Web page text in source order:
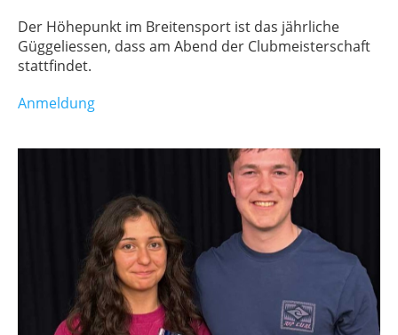
Der Höhepunkt im Breitensport ist das jährliche
Güggeliessen, dass am Abend der Clubmeisterschaft
stattfindet.
Anmeldung